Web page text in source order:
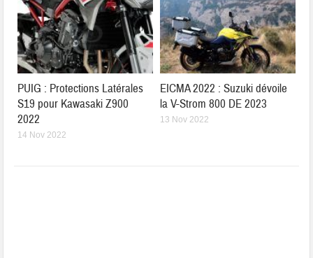
PUIG : Protections Latérales
S19 pour Kawasaki Z900
2022
14 Nov 2022
EICMA 2022 : Suzuki dévoile
la V-Strom 800 DE 2023
13 Nov 2022